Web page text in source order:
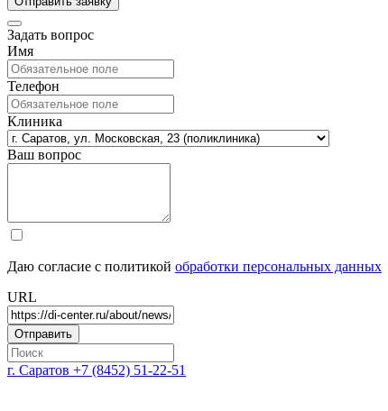
Задать вопрос
Имя
Телефон
Клиника
Ваш вопрос
Даю согласие с политикой обработки персональных данных
URL
г. Саратов +7 (8452) 51-22-51